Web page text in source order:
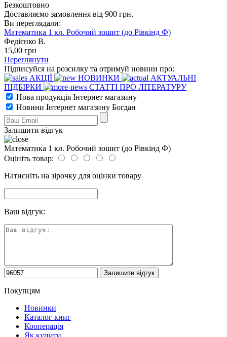
Безкоштовно
Доставляємо замовлення від 900 грн.
Ви переглядали:
Математика 1 кл. Робочий зошит (до Рівкінд Ф)
Федієнко В.
15,00 грн
Переглянути
Підписуйся на розсилку та отримуй новини про:
АКЦІЇ
НОВИНКИ
АКТУАЛЬНІ
ПІДБІРКИ
СТАТТІ ПРО ЛІТЕРАТУРУ
Нова продукція Інтернет магазину
Новини Інтернет магазину Богдан
Залишити відгук
Математика 1 кл. Робочий зошит (до Рівкінд Ф)
Оцініть товар:
Натисніть на зірочку для оцінки товару
Ваш відгук:
Покупцям
Новинки
Каталог книг
Кооперація